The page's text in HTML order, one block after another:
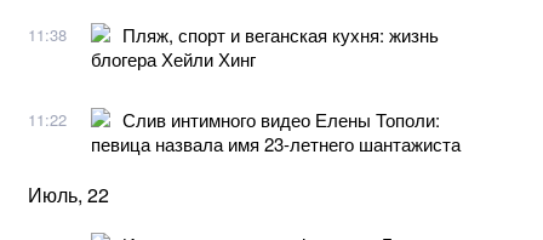
11:38
Пляж, спорт и веганская кухня: жизнь
блогера Хейли Хинг
11:22
Слив интимного видео Елены Тополи:
певица назвала имя 23-летнего шантажиста
Июль, 22